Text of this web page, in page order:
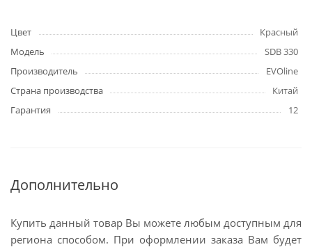
Цвет
Красный
Модель
SDB 330
Производитель
EVOline
Страна производства
Китай
Гарантия
12
Дополнительно
Купить данный товар Вы можете любым доступным для
региона способом. При оформлении заказа Вам будет